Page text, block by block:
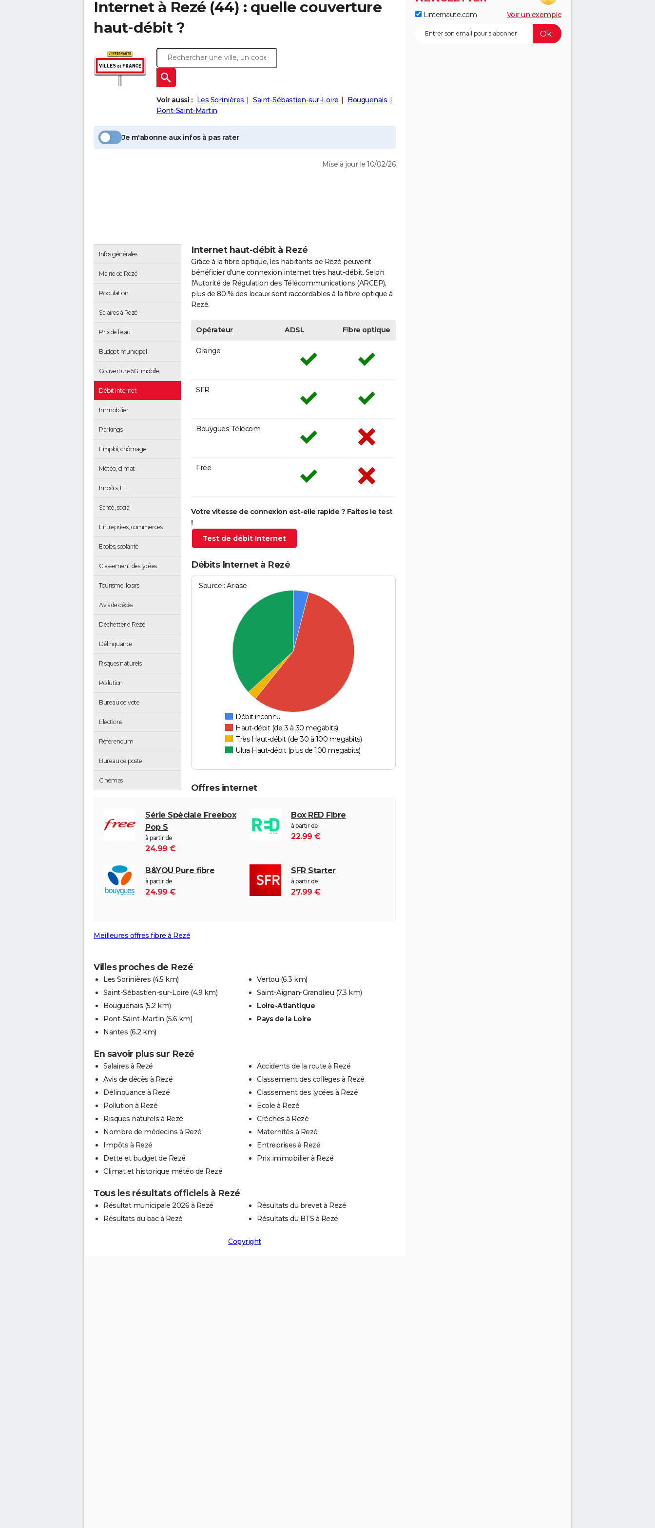
Internet à Rezé (44) : quelle couverture
haut-débit ?
Voir aussi : Les Sorinières Saint-Sébastien-sur-Loire
Bouguenais
Pont-Saint-Martin
Je m'abonne aux infos à pas rater
Mise à jour le 10/02/26
Infos générales
Mairie de Rezé
Population
Salaires à Rezé
Prix de l'eau
Budget municipal
Couverture 5G, mobile
Débit Internet
Immobilier
Parkings
Emploi, chômage
Météo, climat
Impôts, IFI
Santé, social
Entreprises, commerces
Ecoles, scolarité
Classement des lycées
Tourisme, loisirs
Avis de décès
Déchetterie Rezé
Délinquance
Risques naturels
Pollution
Bureau de vote
Elections
Référendum
Bureau de poste
Cinémas
Internet haut-débit à Rezé
Grâce à la fibre optique, les habitants de Rezé peuvent
bénéficier d'une connexion internet très haut-débit. Selon
l'Autorité de Régulation des Télécommunications (ARCEP),
plus de 80 % des locaux sont raccordables à la fibre optique à
Rezé.
Opérateur ADSL Fibre optique
Orange
SFR
Bouygues Télécom
Free
Votre vitesse de connexion est-elle rapide ? Faites le test
!
Test de débit Internet
Débits Internet à Rezé
Source : Ariase
Débit inconnu
Haut-débit (de 3 à 30 megabits)
Très Haut-débit (de 30 à 100 megabits)
Ultra Haut-débit (plus de 100 megabits)
Offres internet
Série Spéciale Freebox
Pop S
à partir de
24.99 €
Box RED Fibre
à partir de
22.99 €
B&YOU Pure fibre
à partir de
24.99 €
SFR Starter
à partir de
27.99 €
Meilleures offres fibre à Rezé
Villes proches de Rezé
Les Sorinières (4.5 km)
Saint-Sébastien-sur-Loire (4.9 km)
Bouguenais (5.2 km)
Pont-Saint-Martin (5.6 km)
Nantes (6.2 km)
Vertou (6.3 km)
Saint-Aignan-Grandlieu (7.3 km)
Loire-Atlantique
Pays de la Loire
En savoir plus sur Rezé
Salaires à Rezé
Avis de décès à Rezé
Délinquance à Rezé
Pollution à Rezé
Risques naturels à Rezé
Nombre de médecins à Rezé
Impôts à Rezé
Dette et budget de Rezé
Climat et historique météo de Rezé
Accidents de la route à Rezé
Classement des collèges à Rezé
Classement des lycées à Rezé
Ecole à Rezé
Crèches à Rezé
Maternités à Rezé
Entreprises à Rezé
Prix immobilier à Rezé
Tous les résultats officiels à Rezé
Résultat municipale 2026 à Rezé
Résultats du bac à Rezé
Résultats du brevet à Rezé
Résultats du BTS à Rezé
Copyright
Linternaute.com Voir un exemple